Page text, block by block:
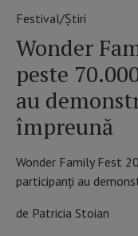
Festival/Știri
Wonder
peste
au
împreună
Wonder Family Fest
participanți au
de Patricia Stoian